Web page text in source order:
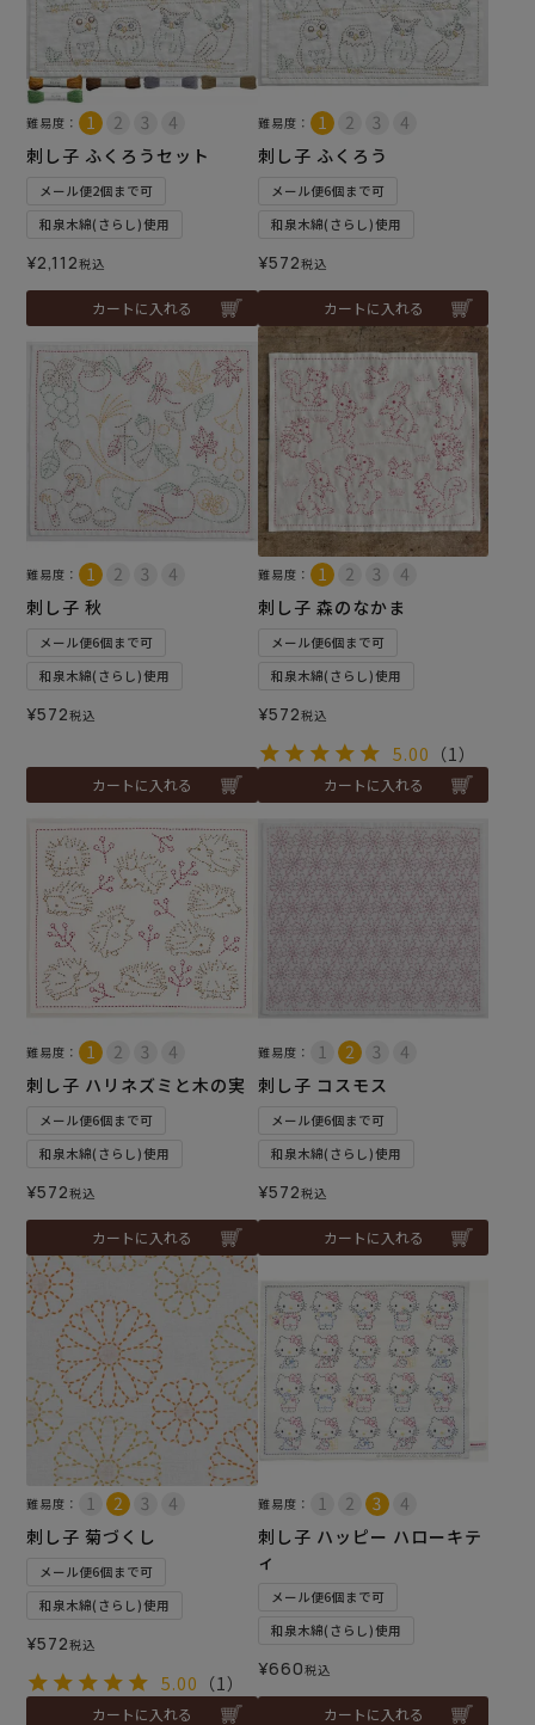
難易度：
刺し子 ふくろうセット
メール便2個まで可
和泉木綿(さらし)使用
¥2,112税込
カートに入れる
難易度：
刺し子 ふくろう
メール便6個まで可
和泉木綿(さらし)使用
¥572税込
カートに入れる
難易度：
刺し子 秋
メール便6個まで可
和泉木綿(さらし)使用
¥572税込
カートに入れる
難易度：
刺し子 森のなかま
メール便6個まで可
和泉木綿(さらし)使用
¥572税込
5.00 （1）
カートに入れる
難易度：
刺し子 ハリネズミと木の実
メール便6個まで可
和泉木綿(さらし)使用
¥572税込
カートに入れる
難易度：
刺し子 コスモス
メール便6個まで可
和泉木綿(さらし)使用
¥572税込
カートに入れる
難易度：
刺し子 菊づくし
メール便6個まで可
和泉木綿(さらし)使用
¥572税込
5.00 （1）
カートに入れる
難易度：
刺し子 ハッピー ハローキテ
ィ
メール便6個まで可
和泉木綿(さらし)使用
¥660税込
カートに入れる